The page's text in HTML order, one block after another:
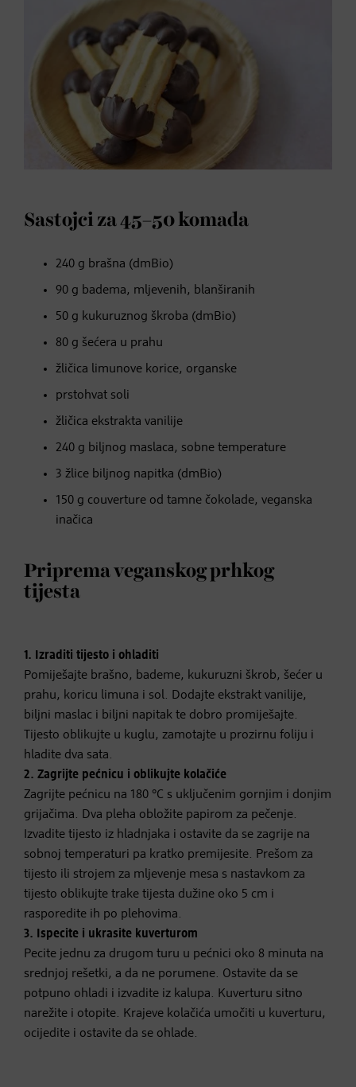
Sastojci za 45–50 komada
240 g brašna (dmBio)
90 g badema, mljevenih, blanširanih
50 g kukuruznog škroba (dmBio)
80 g šećera u prahu
žličica limunove korice, organske
prstohvat soli
žličica ekstrakta vanilije
240 g biljnog maslaca, sobne temperature
3 žlice biljnog napitka (dmBio)
150 g couverture od tamne čokolade, veganska
inačica
Priprema veganskog prhkog
tijesta
1. Izraditi tijesto i ohladiti
Pomiješajte brašno, bademe, kukuruzni škrob, šećer u
prahu, koricu limuna i sol. Dodajte ekstrakt vanilije,
biljni maslac i biljni napitak te dobro promiješajte.
Tijesto oblikujte u kuglu, zamotajte u prozirnu foliju i
hladite dva sata.
2. Zagrijte pećnicu i oblikujte kolačiće
Zagrijte pećnicu na 180 °C s uključenim gornjim i donjim
grijačima. Dva pleha obložite papirom za pečenje.
Izvadite tijesto iz hladnjaka i ostavite da se zagrije na
sobnoj temperaturi pa kratko premijesite. Prešom za
tijesto ili strojem za mljevenje mesa s nastavkom za
tijesto oblikujte trake tijesta dužine oko 5 cm i
rasporedite ih po plehovima.
3. Ispecite i ukrasite kuverturom
Pecite jednu za drugom turu u pećnici oko 8 minuta na
srednjoj rešetki, a da ne porumene. Ostavite da se
potpuno ohladi i izvadite iz kalupa. Kuverturu sitno
narežite i otopite. Krajeve kolačića umočiti u kuverturu,
ocijedite i ostavite da se ohlade.